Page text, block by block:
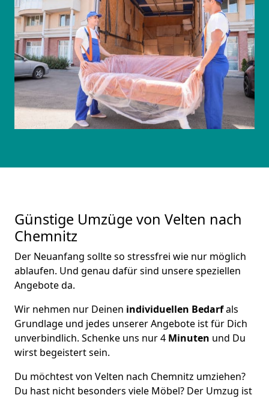
Günstige Umzüge von Velten nach
Chemnitz
Der Neuanfang sollte so stressfrei wie nur möglich
ablaufen. Und genau dafür sind unsere speziellen
Angebote da.
Wir nehmen nur Deinen individuellen Bedarfals
Grundlage und jedes unserer Angebote ist für Dich
unverbindlich. Schenke uns nur 4 Minuten und Du
wirst begeistert sein.
Du möchtest von Velten nach Chemnitz umziehen?
Du hast nicht besonders viele Möbel? Der Umzug ist